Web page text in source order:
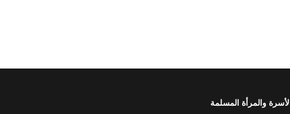
الأسرة والمرأة المسلمة